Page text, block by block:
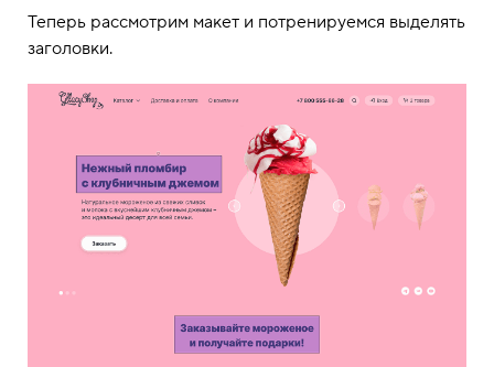
Теперь рассмотрим макет и потренируемся выделять
заголовки.